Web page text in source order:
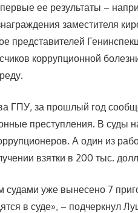
ее результаты –
заместителя
представителей
коррупционной
ГПУ, за прошлый год
преступления. В суды
А один из
взятки в 200 тыс.
судами уже вынесено 7
в суде», – подчеркнул